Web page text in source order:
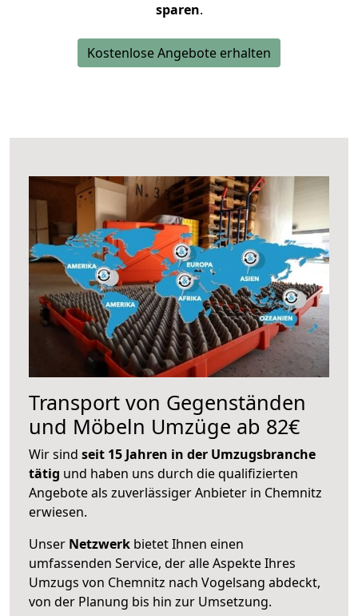
sparen.
Kostenlose Angebote erhalten
Transport von Gegenständen
und Möbeln Umzüge ab 82€
Wir sind seit 15 Jahren in der Umzugsbranche
tätig und haben uns durch die qualifizierten
Angebote als zuverlässiger Anbieter in Chemnitz
erwiesen.
Unser Netzwerk bietet Ihnen einen
umfassenden Service, der alle Aspekte Ihres
Umzugs von Chemnitz nach Vogelsang abdeckt,
von der Planung bis hin zur Umsetzung.